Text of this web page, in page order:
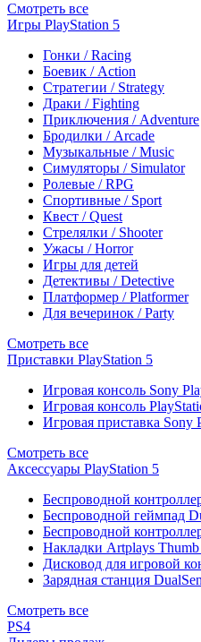
Смотреть все
Игры PlayStation 5
Гонки / Racing
Боевик / Action
Стратегии / Strategy
Драки / Fighting
Приключения / Adventure
Бродилки / Arcade
Музыкальные / Music
Симуляторы / Simulator
Ролевые / RPG
Спортивные / Sport
Квест / Quest
Стрелялки / Shooter
Ужасы / Horror
Игры для детей
Детективы / Detective
Платформер / Platformer
Для вечеринок / Party
Смотреть все
Приставки PlayStation 5
Игровая консоль Sony
Игровая консоль
Игровая приставка Sony
Смотреть все
Аксессуары PlayStation 5
Беспроводной
Беспроводной геймпад
Беспроводной
Накладки Artplays
Дисковод для игровой
Зарядная станция
Смотреть все
PS4